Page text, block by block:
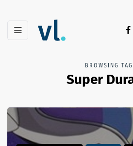
BROWSING TAG
Super